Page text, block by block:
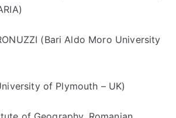
(Bari Aldo Moro University
of Plymouth – UK)